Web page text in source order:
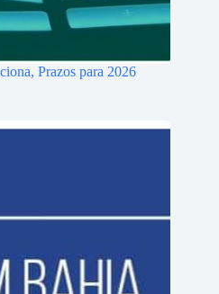
Prazos para 2026